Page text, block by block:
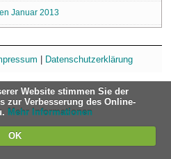
Januar 2013
Datenschutzerklärung
Website stimmen Sie der
zur Verbesserung des Online-
Mehr Informationen
OK